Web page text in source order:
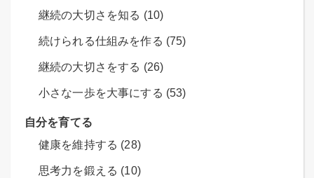
継続の大切さを知る (10)
続けられる仕組みを作る (75)
継続の大切さをする (26)
小さな一歩を大事にする (53)
自分を育てる
健康を維持する (28)
思考力を鍛える (10)